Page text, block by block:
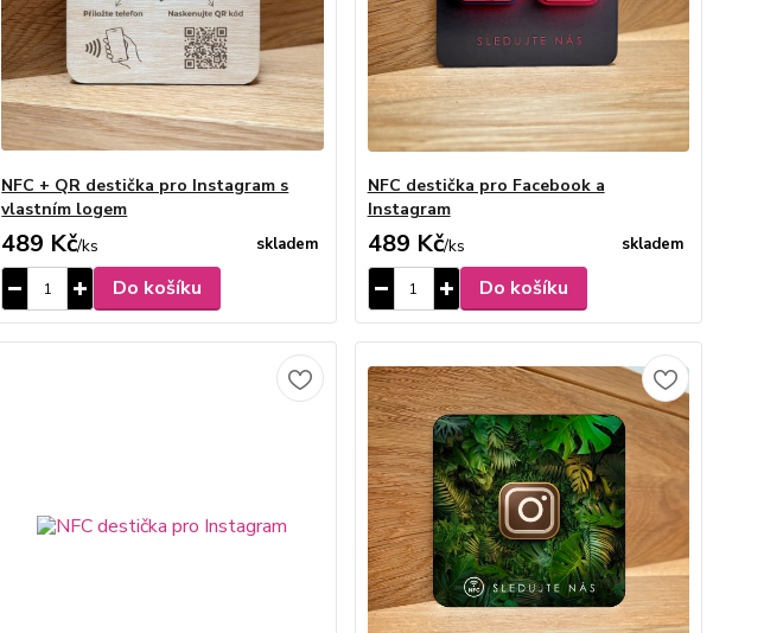
NFC + QR destička pro Instagram s
vlastním logem
489 Kč/ks skladem
Do košíku
NFC destička pro Facebook a
Instagram
489 Kč/ks skladem
Do košíku